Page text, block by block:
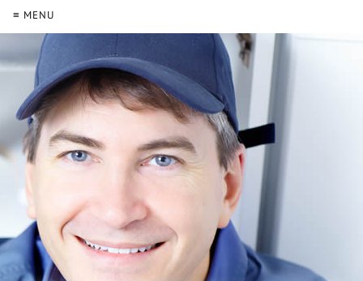
≡ MENU